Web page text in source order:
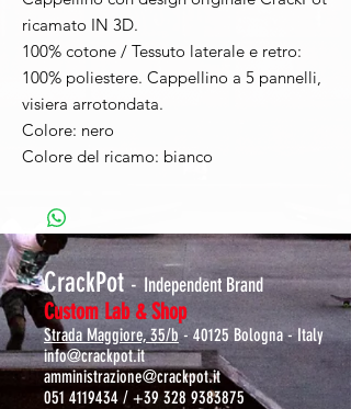
ricamato IN 3D.
100% cotone / Tessuto laterale e retro:
100% poliestere. Cappellino a 5 pannelli,
visiera arrotondata.
Colore: nero
Colore del ricamo: bianco
CrackPot - Independent Brand
Custom Lab & Shop
Strada Maggiore, 35/b- 40125 Bologna - Italy
info@crackpot.it
amministrazione@crackpot.it
051 4119434 / +39 328 9383875